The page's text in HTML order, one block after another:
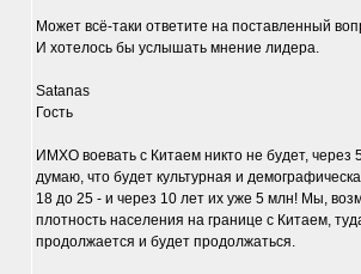
Может всё-таки ответите на поставленный
И хотелось бы услышать мнение лидера.
Satanas
Гость
ИМХО воевать с Китаем никто не будет, через
думаю, что будет культурная и
18 до 25 - и через 10 лет их уже 5 млн! Мы,
плотность населения на границе с Китаем,
продолжается и будет продолжаться.